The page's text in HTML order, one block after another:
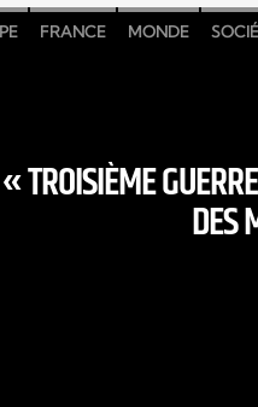
FRANCE MONDE
TROISIÈME
DES